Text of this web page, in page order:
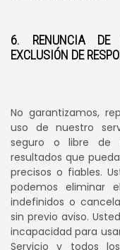
6. RENUNCIA DE
EXCLUSIÓN DE
No garantizamos,
uso de nuestro
seguro o libre de
resultados que
precisos o fiables.
podemos eliminar
indefinidos o
sin previo aviso.
incapacidad para
Servicio y todos